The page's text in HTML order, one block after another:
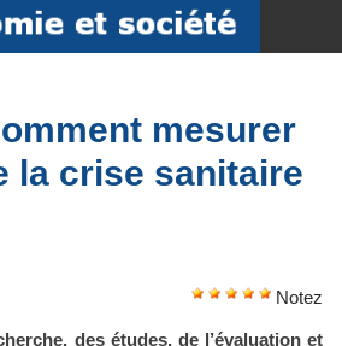
mesurer
la crise sanitaire
Notez
des études, de l’évaluation et